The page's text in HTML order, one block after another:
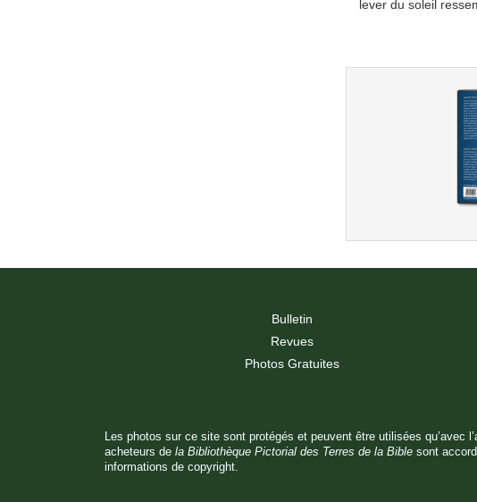
lever du soleil
Bulletin
Revues
Photos Gratuites
Les photos sur ce site sont protégés et peuvent être utilisées
acheteurs de la Bibliothèque Pictorial des Terres de la Bible sont
informations de copyright.